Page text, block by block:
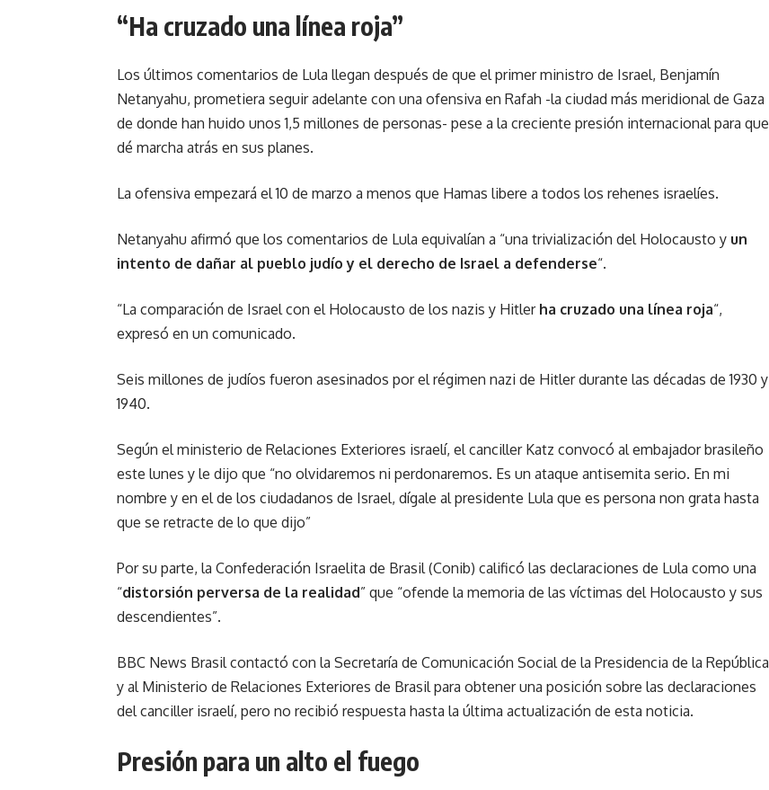
“Ha cruzado una línea roja”
Los últimos comentarios de Lula llegan después de que el primer ministro de Israel, Benjamín
Netanyahu, prometiera seguir adelante con una ofensiva en Rafah -la ciudad más meridional de Gaza
de donde han huido unos 1,5 millones de personas- pese a la creciente presión internacional para que
dé marcha atrás en sus planes.
La ofensiva empezará el 10 de marzo a menos que Hamas libere a todos los rehenes israelíes.
Netanyahu afirmó que los comentarios de Lula equivalían a “una trivialización del Holocausto y un
intento de dañar al pueblo judío y el derecho de Israel a defenderse“.
“La comparación de Israel con el Holocausto de los nazis y Hitler ha cruzado una línea roja“,
expresó en un comunicado.
Seis millones de judíos fueron asesinados por el régimen nazi de Hitler durante las décadas de 1930 y
1940.
Según el ministerio de Relaciones Exteriores israelí, el canciller Katz convocó al embajador brasileño
este lunes y le dijo que “no olvidaremos ni perdonaremos. Es un ataque antisemita serio. En mi
nombre y en el de los ciudadanos de Israel, dígale al presidente Lula que es persona non grata hasta
que se retracte de lo que dijo”
Por su parte, la Confederación Israelita de Brasil (Conib) calificó las declaraciones de Lula como una
“distorsión perversa de la realidad” que “ofende la memoria de las víctimas del Holocausto y sus
descendientes”.
BBC News Brasil contactó con la Secretaría de Comunicación Social de la Presidencia de la República
y al Ministerio de Relaciones Exteriores de Brasil para obtener una posición sobre las declaraciones
del canciller israelí, pero no recibió respuesta hasta la última actualización de esta noticia.
Presión para un alto el fuego